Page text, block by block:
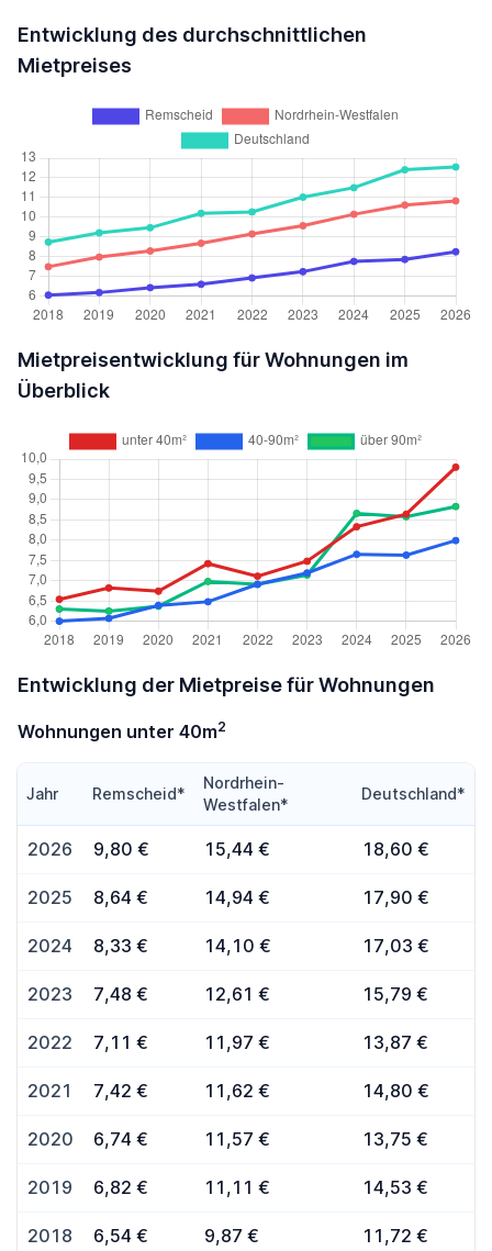
Entwicklung des durchschnittlichen
Mietpreises
Mietpreisentwicklung für Wohnungen im
Überblick
Entwicklung der Mietpreise für Wohnungen
Wohnungen unter 40m2
Jahr Remscheid*
Nordrhein-
Westfalen*
Deutschland*
2026 9,80 € 15,44 € 18,60 €
2025 8,64 € 14,94 € 17,90 €
2024 8,33 € 14,10 € 17,03 €
2023 7,48 € 12,61 € 15,79 €
2022 7,11 € 11,97 € 13,87 €
2021 7,42 € 11,62 € 14,80 €
2020 6,74 € 11,57 € 13,75 €
2019 6,82 € 11,11 € 14,53 €
2018 6,54 € 9,87 € 11,72 €